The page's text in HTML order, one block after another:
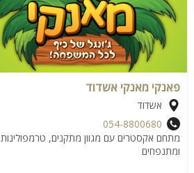
פאנקי מאנקי אשדוד
אשדוד
054-8800680
מתחם אקסטרים עם מגוון מתקנים, טרמפולינות
ומתנפחים